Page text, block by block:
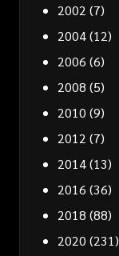
2002 (7)
2004(12)
2006 (6)
2008 (5)
2010 (9)
2012 (7)
2014(13)
2016 (36)
2018 (88)
2020 (231)